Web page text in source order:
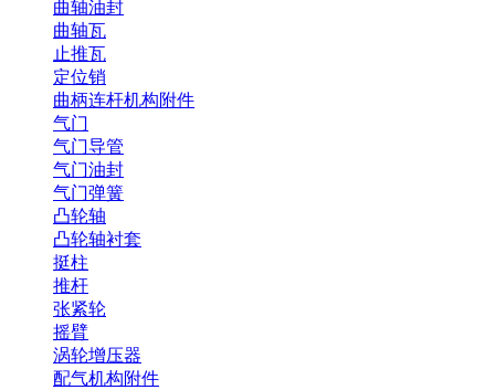
曲轴油封
曲轴瓦
止推瓦
定位销
曲柄连杆机构附件
气门
气门导管
气门油封
气门弹簧
凸轮轴
凸轮轴衬套
挺柱
推杆
张紧轮
摇臂
涡轮增压器
配气机构附件